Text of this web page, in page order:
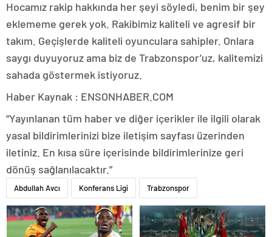
Hocamız rakip hakkında her şeyi söyledi, benim bir şey
eklememe gerek yok. Rakibimiz kaliteli ve agresif bir
takım. Geçişlerde kaliteli oyunculara sahipler. Onlara
saygı duyuyoruz ama biz de Trabzonspor’uz, kalitemizi
sahada göstermek istiyoruz.
Haber Kaynak : ENSONHABER.COM
“Yayınlanan tüm haber ve diğer içerikler ile ilgili olarak
yasal bildirimlerinizi bize iletişim sayfası üzerinden
iletiniz. En kısa süre içerisinde bildirimlerinize geri
dönüş sağlanılacaktır.”
Abdullah Avcı Konferans Ligi Trabzonspor